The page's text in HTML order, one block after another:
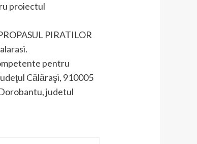
proiectul
PIRATILOR
pentru
Călăraşi, 910005
judetul